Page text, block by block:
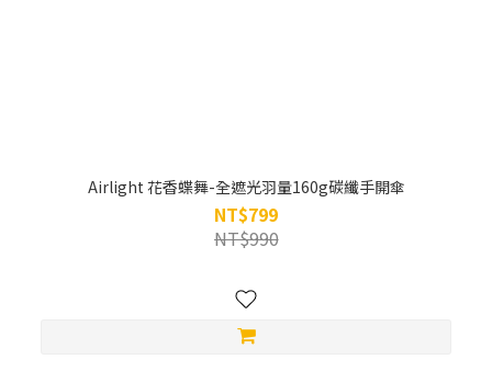
Airlight 花香蝶舞-全遮光羽量160g碳纖手開傘
NT$799
NT$990